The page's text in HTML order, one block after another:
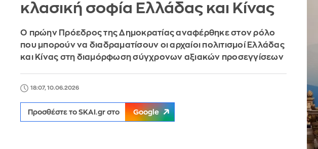
κλασική σοφία Ελλάδας και Κίνας
Ο πρώην Πρόεδρος της Δημοκρατίας αναφέρθηκε στον ρόλο
που μπορούν να διαδραματίσουν οι αρχαίοι πολιτισμοί Ελλάδας
και Κίνας στη διαμόρφωση σύγχρονων αξιακών προσεγγίσεων
18:07, 10.06.2026
Προσθέστε το SKAI.gr στο Google